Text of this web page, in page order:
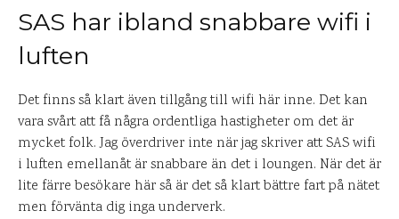
SAS har ibland snabbare wifi i
luften
Det finns så klart även tillgång till wifi här inne. Det kan
vara svårt att få några ordentliga hastigheter om det är
mycket folk. Jag överdriver inte när jag skriver att SAS wifi
i luften emellanåt är snabbare än det i loungen. När det är
lite färre besökare här så är det så klart bättre fart på nätet
men förvänta dig inga underverk.